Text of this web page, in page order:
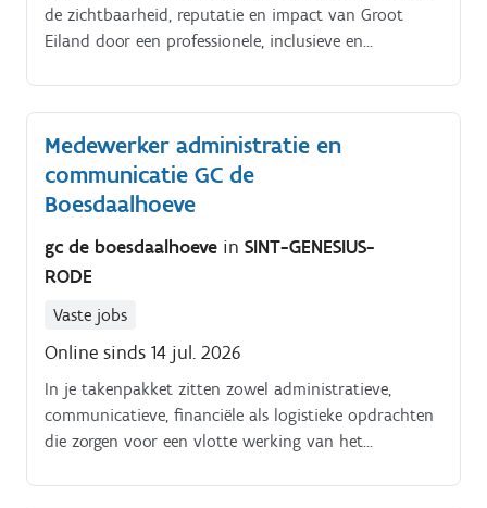
de zichtbaarheid, reputatie en impact van Groot
Eiland door een professionele, inclusieve en
realiseert de digitale communicatie en
socialmediastrategie van de organisatie en
ondersteunt tegelijk de brede communicatie en
marketingwerking van alle afdelingen:.
Medewerker administratie en
communicatie GC de
Boesdaalhoeve
gc de boesdaalhoeve in SINT-GENESIUS-
RODE
Vaste jobs
Online sinds 14 jul. 2026
In je takenpakket zitten zowel administratieve,
communicatieve, financiële als logistieke opdrachten
die zorgen voor een vlotte werking van het